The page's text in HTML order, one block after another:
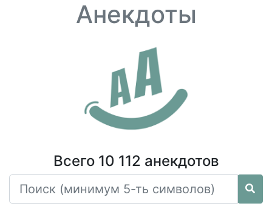
Анекдоты
Всего 10 112 анекдотов